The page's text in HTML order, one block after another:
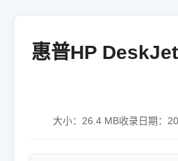
惠普HP
大小： 26.4 MB收录日期：